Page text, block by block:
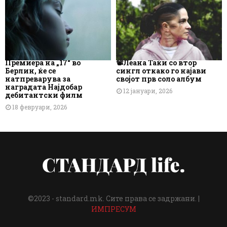
Премиера на „17“ во
Берлин, ќе се
натпреварува за
наградата Најдобар
дебитантски филм
18 февруари, 2026
📽️Леана Таќи со втор
сингл откако го најави
својот прв соло албум
12 јануари, 2026
©2023 - standard.mk. Сите права се задржани. |
ИМПРЕСУМ